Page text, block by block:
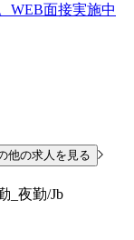
WEB面接実施中
他の求人を見る
_夜勤/Jb